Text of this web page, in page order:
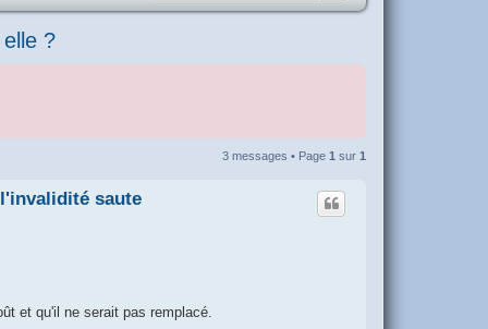
?
3 messages • Page 1 sur 1
saute
et qu'il ne serait pas remplacé.